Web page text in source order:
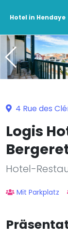
Hotel in Hendaye
4 Rue des
Logis
Hotel-
Mit Parkplatz